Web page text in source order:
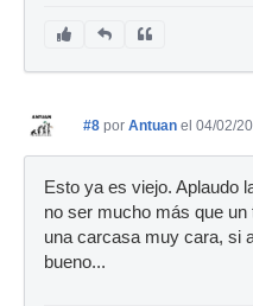
#8 por Antuan el 04/02/
Esto ya es viejo. Aplaudo
no ser mucho más que
una carcasa muy cara, si
bueno...